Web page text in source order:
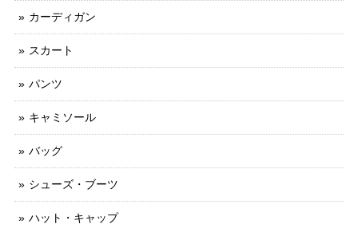
カーディガン
スカート
パンツ
キャミソール
バッグ
シューズ・ブーツ
ハット・キャップ